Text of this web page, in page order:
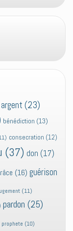
argent (23)
bénédiction (13)
consecration (12)
(37) don (17)
(16) guérison
(11)
pardon (25)
prophete (10)